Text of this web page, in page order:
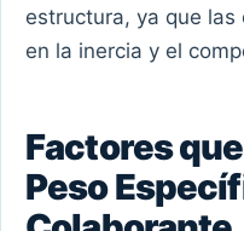
estructura, ya que las
en la inercia y el
Factores
Peso